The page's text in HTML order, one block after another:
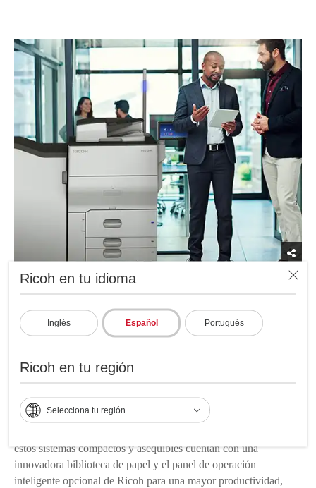
Ricoh en tu idioma
Inglés Español Portugués
Ricoh en tu región
Selecciona tu región
RICOH Pro C5200s/C5210s
forma compacta.
Utilice la serie Pro 5200 e Impresione con una calidad de
imagen superior, manejo robusto del papel y salida sobresaliente.
estos sistemas compactos y asequibles cuentan con una
innovadora biblioteca de papel y el panel de operación
inteligente opcional de Ricoh para una mayor productividad,